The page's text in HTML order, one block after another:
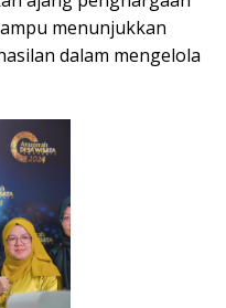
menunjukkan
dalam mengelola